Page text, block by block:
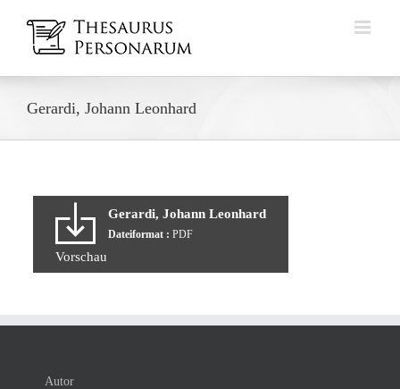
Inhalt
springen
Gerardi, Johann Leonhard
Gerardi, Johann Leonhard
Dateiformat : PDF
Vorschau
Autor